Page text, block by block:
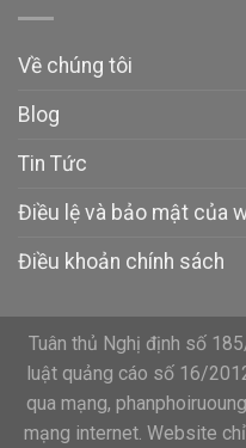
Về chúng tôi
Blog
Tin Tức
Điều lệ và bảo mật của
Điều khoản chính sách
Tuân thủ Nghị định số
luật quảng cáo số 16/
qua mạng,
mạng internet. Website